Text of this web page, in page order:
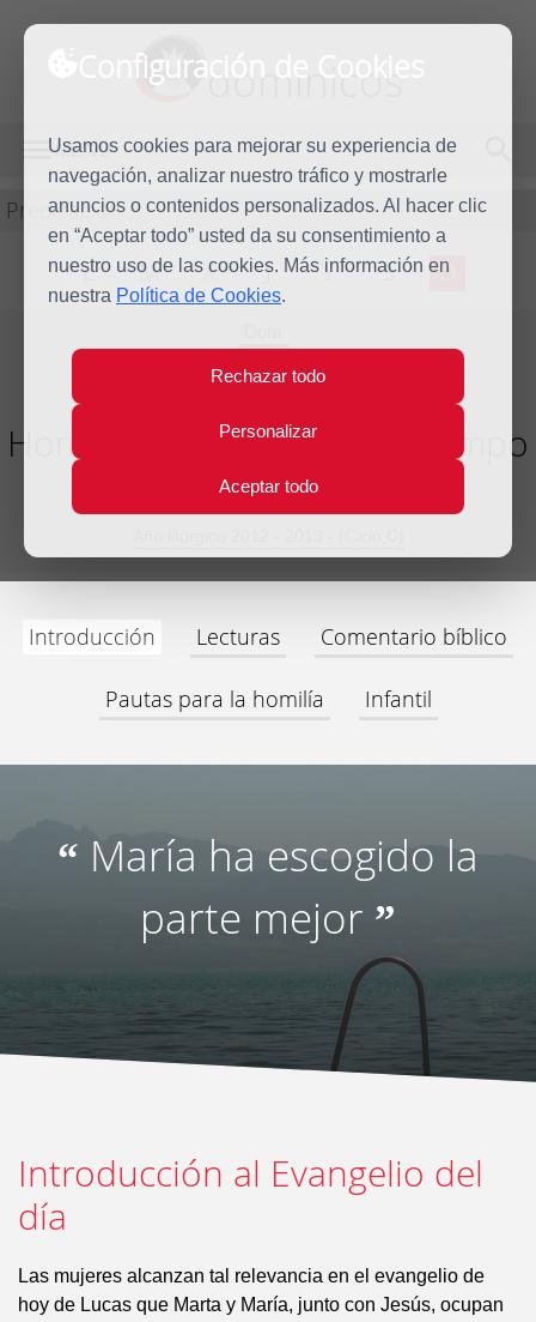
Configuración de Cookies
Usamos cookies para mejorar su experiencia de
navegación, analizar nuestro tráfico y mostrarle
anuncios o contenidos personalizados. Al hacer clic
en “Aceptar todo” usted da su consentimiento a
nuestro uso de las cookies. Más información en
nuestra Política de Cookies.
Rechazar todo
Personalizar
Aceptar todo
dominicos
MENÚ
Predicación
L M X J V S D
21
Jul
Homilía XVI Domingo del tiempo
ordinario
Introducción Lecturas Comentario bíblico
Pautas para la homilía Infantil
“ María ha escogido la
parte mejor ”
Introducción al Evangelio del
día
Las mujeres alcanzan tal relevancia en el evangelio de
hoy de Lucas que Marta y María, junto con Jesús, ocupan